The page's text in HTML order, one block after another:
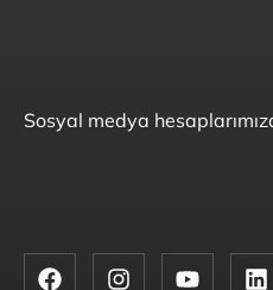
Sosyal medya